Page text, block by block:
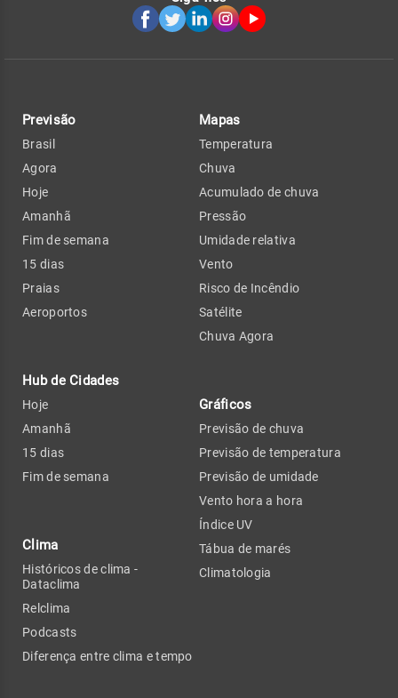
Previsão
Brasil
Agora
Hoje
Amanhã
Fim de semana
15 dias
Praias
Aeroportos
Hub de Cidades
Hoje
Amanhã
15 dias
Fim de semana
Clima
Históricos de clima -
Dataclima
Relclima
Podcasts
Diferença entre clima e tempo
Mapas
Temperatura
Chuva
Acumulado de chuva
Pressão
Umidade relativa
Vento
Risco de Incêndio
Satélite
Chuva Agora
Gráficos
Previsão de chuva
Previsão de temperatura
Previsão de umidade
Vento hora a hora
Índice UV
Tábua de marés
Climatologia